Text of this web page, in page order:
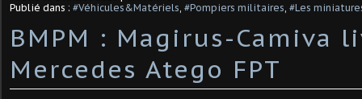
Publié dans : #Véhicules&Matériels, #Pompiers militaires, #Les
BMPM : ​Magirus-Camiva
Mercedes Atego FPT ​